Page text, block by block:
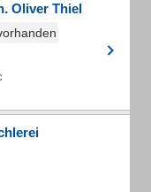
Oliver Thiel